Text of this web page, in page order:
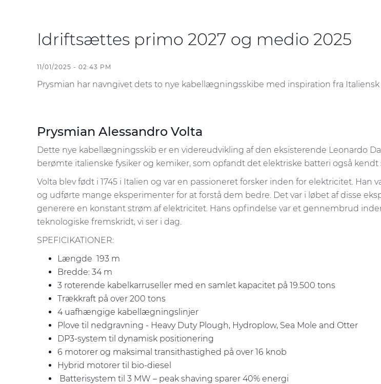
Idriftsættes primo 2027 og medio 2025
11/01/2025 - 02:43 PM
Prysmian har navngivet dets to nye kabellægningsskibe med inspiration fra
Prysmian Alessandro Volta
Dette nye kabellægningsskib er en videreudvikling af den eksisterende Leonardo
berømte italienske fysiker og kemiker, som opfandt det elektriske batteri også kendt
Volta blev født i 1745 i Italien og var en passioneret forsker inden for elektricitet.
og udførte mange eksperimenter for at forstå dem bedre. Det var i løbet af disse
generere en konstant strøm af elektricitet. Hans opfindelse var et gennembrud
teknologiske fremskridt, vi ser i dag.
SPEFICIKATIONER:
Længde 193 m
Bredde: 34 m
3 roterende kabelkarruseller med en samlet kapacitet på 19.500 tons
Trækkraft på over 200 tons
4 uafhængige kabellægningslinjer
Plove til nedgravning - Heavy Duty Plough, Hydroplow, Sea Mole and Otter
DP3-system til dynamisk positionering
6 motorer og maksimal transithastighed på over 16 knob
Hybrid motorer til bio-diesel
Batterisystem til 3 MW – peak shaving sparer 40% energi